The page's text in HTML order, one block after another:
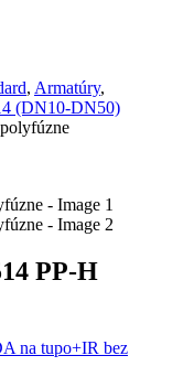
, Armatúry,
(DN10-DN50)
PP-H
na tupo+IR bez